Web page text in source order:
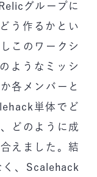
グループに
う作るかとい
このワークシ
ようなミッシ
各メンバーと
単体でど
どのように成
えました。結
、Scalehack